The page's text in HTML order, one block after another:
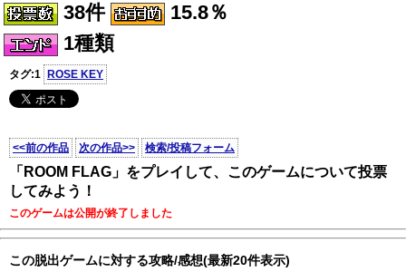
38件
15.8％
1種類
タグ:1 ROSE KEY
<<前の作品 次の作品>> 検索/投稿フォーム
「ROOM FLAG」をプレイして、このゲームについて投票
してみよう！
このゲームは公開が終了しました
この脱出ゲームに対する攻略/感想(最新20件表示)